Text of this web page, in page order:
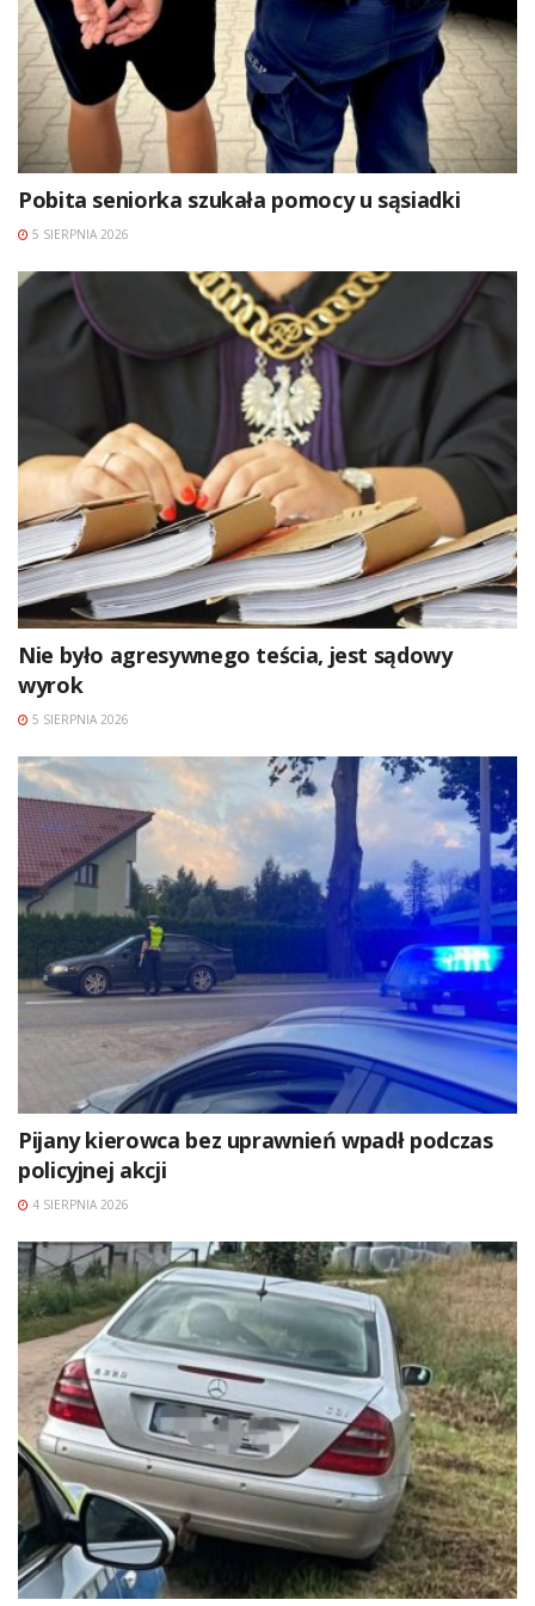
Pobita seniorka szukała pomocy u sąsiadki
5 SIERPNIA 2026
Nie było agresywnego teścia, jest sądowy
wyrok
5 SIERPNIA 2026
Pijany kierowca bez uprawnień wpadł podczas
policyjnej akcji
4 SIERPNIA 2026